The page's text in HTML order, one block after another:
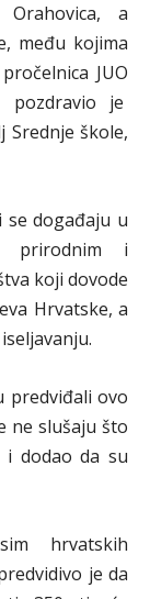
a
među kojima
JUO
pozdravio je
Srednje škole,
se događaju u
prirodnim i
koji dovode
Hrvatske, a
predviđali ovo
ne slušaju što
i dodao da su
hrvatskih
je da